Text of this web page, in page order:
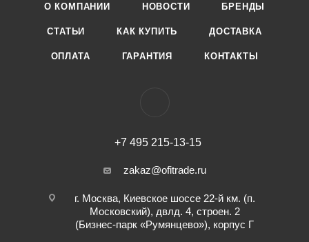
О КОМПАНИИ НОВОСТИ БРЕНДЫ
СТАТЬИ КАК КУПИТЬ ДОСТАВКА
ОПЛАТА ГАРАНТИЯ КОНТАКТЫ
+7 495 215-13-15
zakaz@ofitrade.ru
г. Москва, Киевское шоссе 22-й км. (п.
Московский), двлд. 4, строен. 2
(Бизнес-парк «Румянцево»), корпус Г